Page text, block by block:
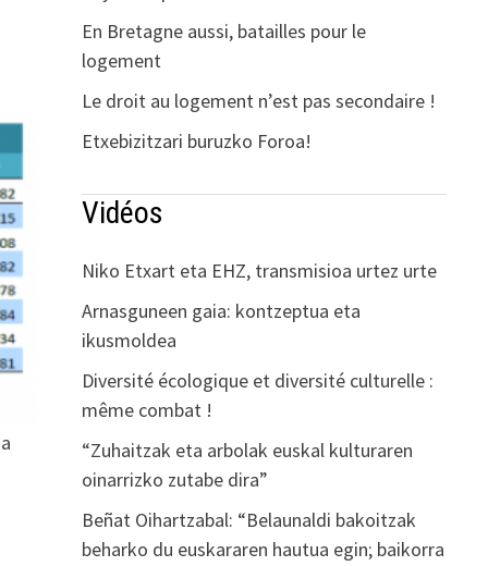
En Bretagne aussi, batailles pour le
logement
Le droit au logement n’est pas secondaire !
Etxebizitzari buruzko Foroa!
Vidéos
Niko Etxart eta EHZ, transmisioa urtez urte
Arnasguneen gaia: kontzeptua eta
ikusmoldea
Diversité écologique et diversité culturelle :
même combat !
“Zuhaitzak eta arbolak euskal kulturaren
oinarrizko zutabe dira”
Beñat Oihartzabal: “Belaunaldi bakoitzak
beharko du euskararen hautua egin; baikorra